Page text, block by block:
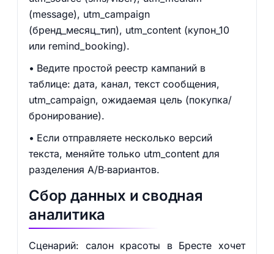
(message), utm_campaign
(бренд_месяц_тип), utm_content (купон_10
или remind_booking).
Ведите простой реестр кампаний в
таблице: дата, канал, текст сообщения,
utm_campaign, ожидаемая цель (покупка/
бронирование).
Если отправляете несколько версий
текста, меняйте только utm_content для
разделения A/B‑вариантов.
Сбор данных и сводная
аналитика
Сценарий: салон красоты в Бресте хочет